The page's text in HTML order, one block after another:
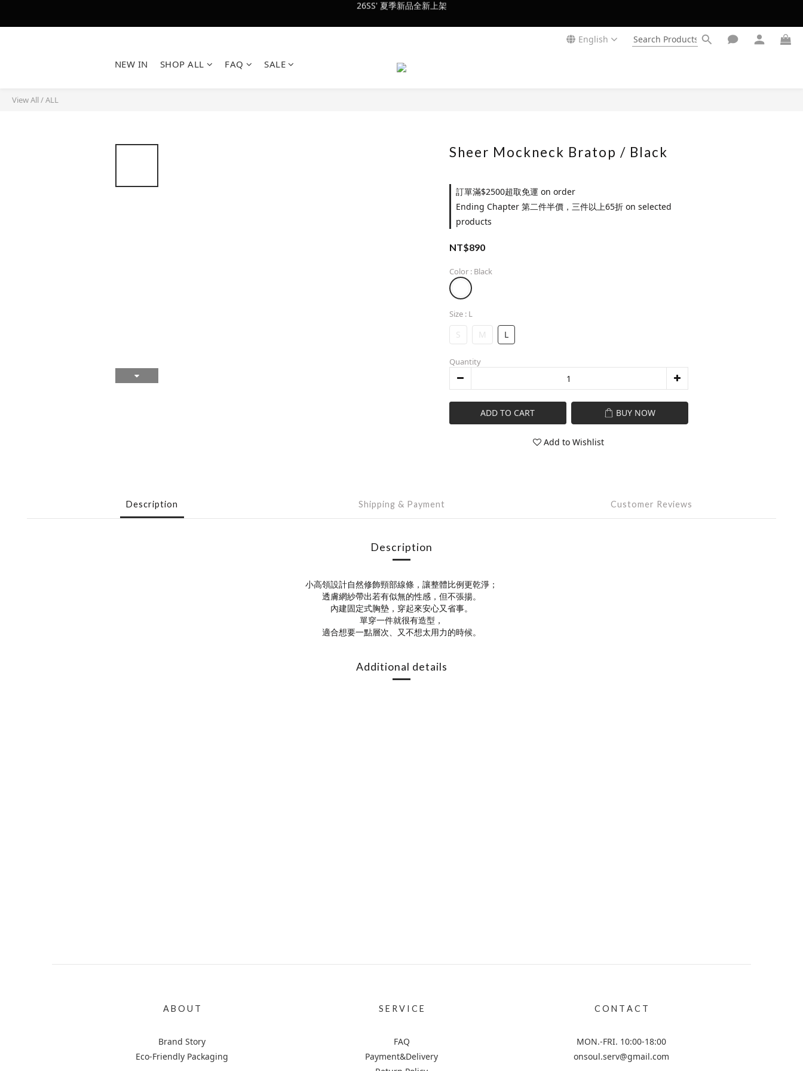
會員訂單滿$2500超取免運
English
NEW IN SHOP ALL FAQ SALE
View All/ALL
Sheer Mockneck Bratop / Black
訂單滿$2500超取免運 on order
Ending Chapter 第二件半價，三件以上65折 on selected
products
NT$890
Color : Black
Size : L
S M L
Quantity
ADD TO CART BUY NOW
Add to Wishlist
Description Shipping & Payment Customer Reviews
Description
小高領設計自然修飾頸部線條，讓整體比例更乾淨；
透膚網紗帶出若有似無的性感，但不張揚。
內建固定式胸墊，穿起來安心又省事。
單穿一件就很有造型，
適合想要一點層次、又不想太用力的時候。
Additional details
A B O U T
Brand Story
Eco-Friendly Packaging
S E R V I C E
FAQ
Payment&Delivery
C O N T A C T
MON.-FRI. 10:00-18:00
onsoul.serv@gmail.com